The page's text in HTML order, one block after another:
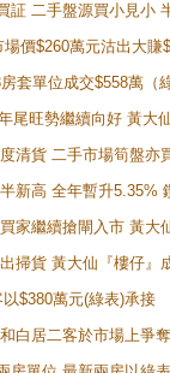
証 二手盤源買小見小
價$260萬元沽出大賺
套單位成交$558萬（
尾旺勢繼續向好 黃
清貨 二手市場筍盤
新高 全年暫升5.35%
家繼續搶閘入市 黃
掃貨 黃大仙『樓仔
$380萬元(綠表)承接
白居二客於市場上